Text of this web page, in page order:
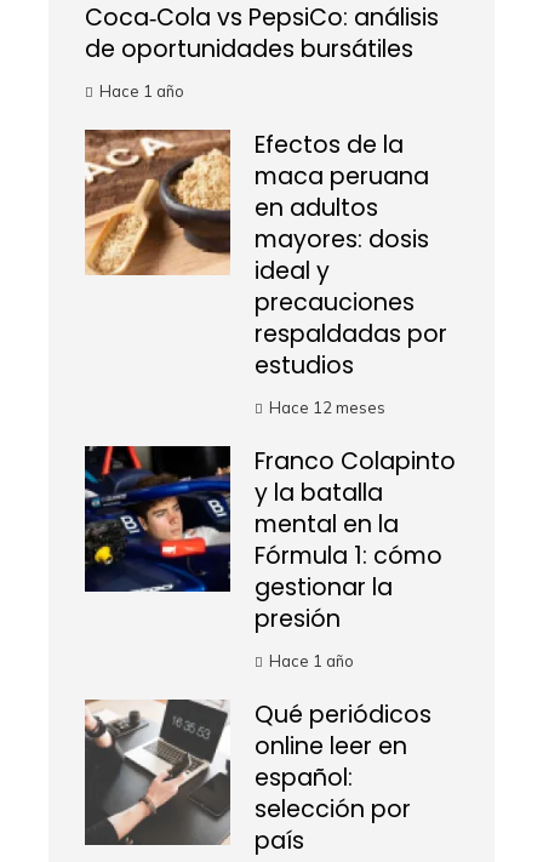
Coca‑Cola vs PepsiCo: análisis
de oportunidades bursátiles
Hace 1 año
Efectos de la
maca peruana
en adultos
mayores: dosis
ideal y
precauciones
respaldadas por
estudios
Hace 12 meses
Franco Colapinto
y la batalla
mental en la
Fórmula 1: cómo
gestionar la
presión
Hace 1 año
Qué periódicos
online leer en
español:
selección por
país